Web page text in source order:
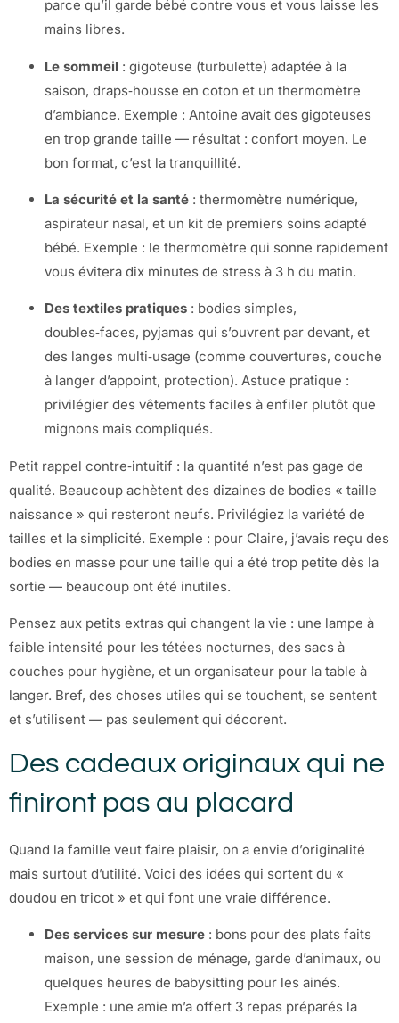
parce qu’il garde bébé contre vous et vous laisse les
mains libres.
Le sommeil : gigoteuse (turbulette) adaptée à la
saison, draps‑housse en coton et un thermomètre
d’ambiance. Exemple : Antoine avait des gigoteuses
en trop grande taille — résultat : confort moyen. Le
bon format, c’est la tranquillité.
La sécurité et la santé : thermomètre numérique,
aspirateur nasal, et un kit de premiers soins adapté
bébé. Exemple : le thermomètre qui sonne rapidement
vous évitera dix minutes de stress à 3 h du matin.
Des textiles pratiques : bodies simples,
doubles‑faces, pyjamas qui s’ouvrent par devant, et
des langes multi‑usage (comme couvertures, couche
à langer d’appoint, protection). Astuce pratique :
privilégier des vêtements faciles à enfiler plutôt que
mignons mais compliqués.
Petit rappel contre‑intuitif : la quantité n’est pas gage de
qualité. Beaucoup achètent des dizaines de bodies « taille
naissance » qui resteront neufs. Privilégiez la variété de
tailles et la simplicité. Exemple : pour Claire, j’avais reçu des
bodies en masse pour une taille qui a été trop petite dès la
sortie — beaucoup ont été inutiles.
Pensez aux petits extras qui changent la vie : une lampe à
faible intensité pour les tétées nocturnes, des sacs à
couches pour hygiène, et un organisateur pour la table à
langer. Bref, des choses utiles qui se touchent, se sentent
et s’utilisent — pas seulement qui décorent.
Des cadeaux originaux qui ne
finiront pas au placard
Quand la famille veut faire plaisir, on a envie d’originalité
mais surtout d’utilité. Voici des idées qui sortent du «
doudou en tricot » et qui font une vraie différence.
Des services sur mesure : bons pour des plats faits
maison, une session de ménage, garde d’animaux, ou
quelques heures de babysitting pour les ainés.
Exemple : une amie m’a offert 3 repas préparés la